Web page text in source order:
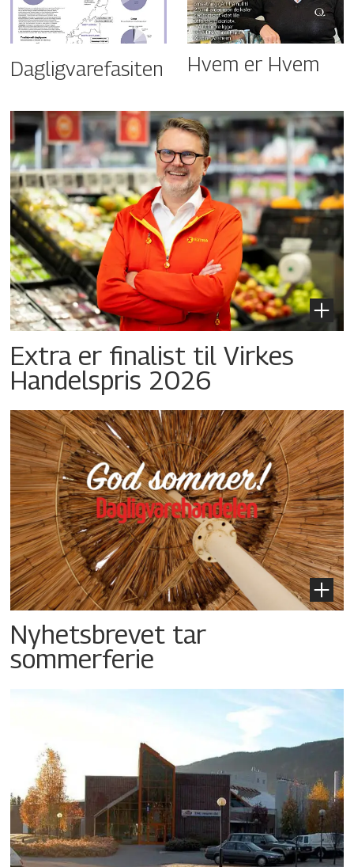
Dagligvarefasiten Hvem er Hvem
Extra er finalist til Virkes
Handelspris 2026
Nyhetsbrevet tar
sommerferie